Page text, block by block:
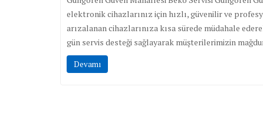
elektronik cihazlarınız için hızlı, güvenilir ve
arızalanan cihazlarınıza kısa sürede müdahale
gün servis desteği sağlayarak müşterilerimizin
Devamı